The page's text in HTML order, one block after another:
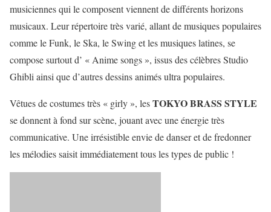
musiciennes qui le composent viennent de différents horizons
musicaux. Leur répertoire très varié, allant de musiques populaires
comme le Funk, le Ska, le Swing et les musiques latines, se
compose surtout d’ « Anime songs », issus des célèbres Studio
Ghibli ainsi que d’autres dessins animés ultra populaires.
Vêtues de costumes très « girly », lesTOKYO BRASS STYLE
se donnent à fond sur scène, jouant avec une énergie très
communicative. Une irrésistible envie de danser et de fredonner
les mélodies saisit immédiatement tous les types de public !